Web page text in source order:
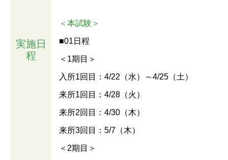
実施日
程
＜本試験＞
■01日程
＜1期目＞
入所1回目：4/22（水）～4/25（土）
来所1回目：4/28（火）
来所2回目：4/30（木）
来所3回目：5/7（木）
＜2期目＞